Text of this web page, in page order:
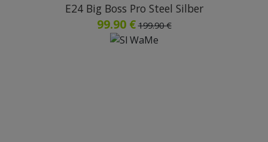
E24 Big Boss Pro Steel Silber
99.90 € 199.90 €